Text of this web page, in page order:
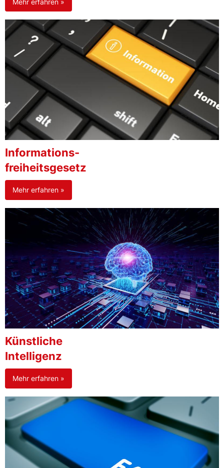
Informations-
freiheitsgesetz
Mehr erfahren »
Künstliche
Intelligenz
Mehr erfahren »